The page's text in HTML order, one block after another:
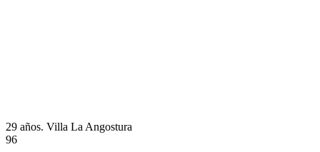
29 años. Villa La Angostura
96